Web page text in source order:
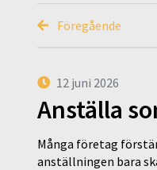
Föregående
12 juni 2026
Anställa
Många företag
anställningen bara